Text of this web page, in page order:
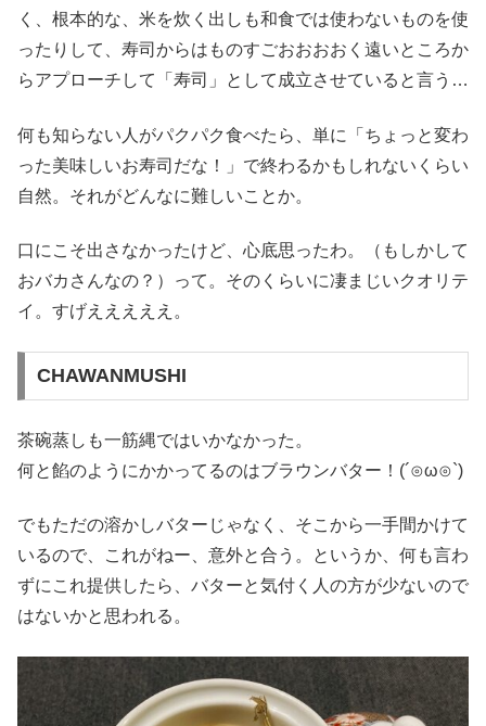
く、根本的な、米を炊く出しも和食では使わないものを使
ったりして、寿司からはものすごおおおおく遠いところか
らアプローチして「寿司」として成立させていると言う…
何も知らない人がパクパク食べたら、単に「ちょっと変わ
った美味しいお寿司だな！」で終わるかもしれないくらい
自然。それがどんなに難しいことか。
口にこそ出さなかったけど、心底思ったわ。（もしかして
おバカさんなの？）って。そのくらいに凄まじいクオリテ
イ。すげえええええ。
CHAWANMUSHI
茶碗蒸しも一筋縄ではいかなかった。
何と餡のようにかかってるのはブラウンバター！(´⊙ω⊙`)
でもただの溶かしバターじゃなく、そこから一手間かけて
いるので、これがねー、意外と合う。というか、何も言わ
ずにこれ提供したら、バターと気付く人の方が少ないので
はないかと思われる。